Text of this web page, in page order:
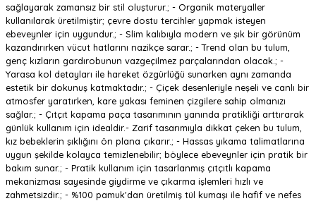
sağlayarak zamansız bir stil oluşturur.; - Organik materyaller
kullanılarak üretilmiştir; çevre dostu tercihler yapmak isteyen
ebeveynler için uygundur.; - Slim kalıbıyla modern ve şık bir görünüm
kazandırırken vücut hatlarını nazikçe sarar.; - Trend olan bu tulum,
genç kızların gardırobunun vazgeçilmez parçalarından olacak.; -
Yarasa kol detayları ile hareket özgürlüğü sunarken aynı zamanda
estetik bir dokunuş katmaktadır.; - Çiçek desenleriyle neşeli ve canlı bir
atmosfer yaratırken, kare yakası feminen çizgilere sahip olmanızı
sağlar.; - Çıtçıt kapama paça tasarımının yanında pratikliği arttırarak
günlük kullanım için idealdir.- Zarif tasarımıyla dikkat çeken bu tulum,
kız bebeklerin şıklığını ön plana çıkarır.; - Hassas yıkama talimatlarına
uygun şekilde kolayca temizlenebilir; böylece ebeveynler için pratik bir
bakım sunar.; - Pratik kullanım için tasarlanmış çıtçıtlı kapama
mekanizması sayesinde giydirme ve çıkarma işlemleri hızlı ve
zahmetsizdir.; - %100 pamuk'dan üretilmiş tül kumaşı ile hafif ve nefes